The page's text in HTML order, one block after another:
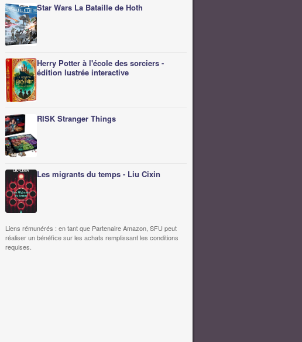
Star Wars La Bataille de Hoth
Herry Potter à l'école des sorciers -
édition lustrée interactive
RISK Stranger Things
Les migrants du temps - Liu Cixin
Liens rémunérés : en tant que Partenaire Amazon, SFU peut
réaliser un bénéfice sur les achats remplissant les conditions
requises.